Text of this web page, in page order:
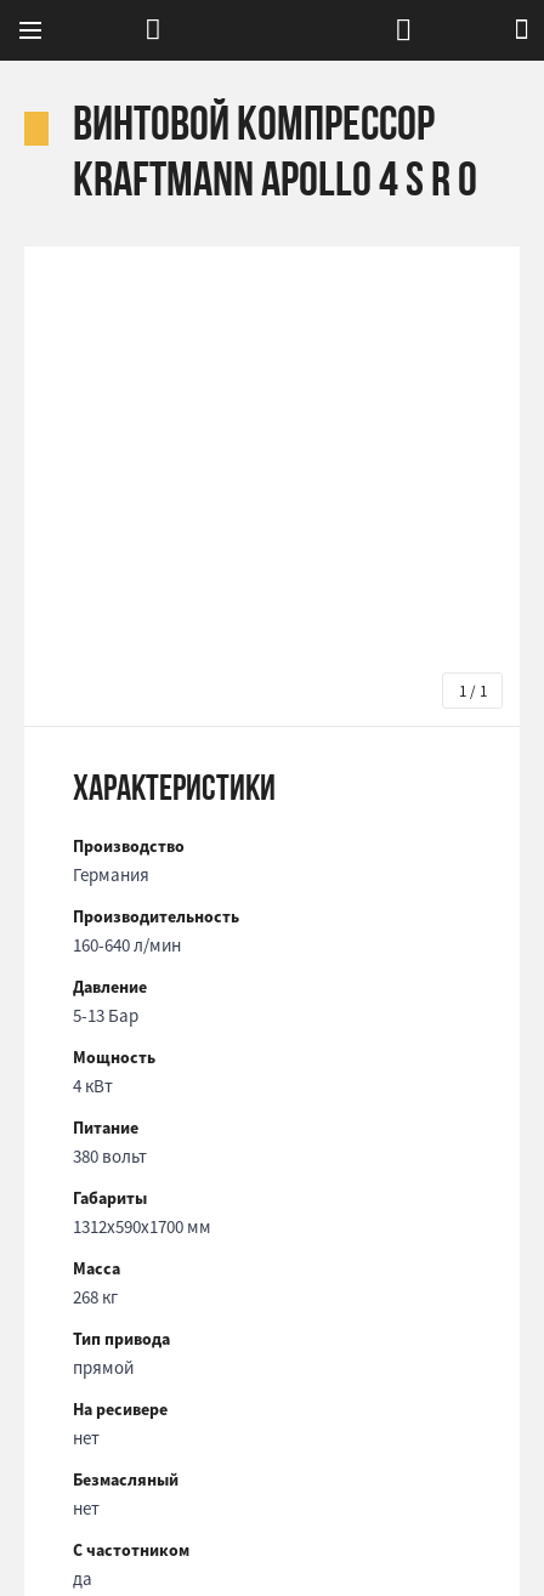
Винтовой компрессор
Kraftmann APOLLO 4 S R O
1 / 1
Характеристики
Производство
Германия
Производительность
160-640 л/мин
Давление
5-13 Бар
Мощность
4 кВт
Питание
380 вольт
Габариты
1312x590x1700 мм
Масса
268 кг
Тип привода
прямой
На ресивере
нет
Безмасляный
нет
С частотником
да